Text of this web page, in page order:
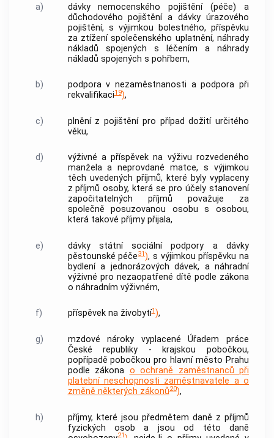
a)
dávky nemocenského pojištění (péče) a
důchodového pojištění a dávky úrazového
pojištění, s výjimkou bolestného, příspěvku
za ztížení společenského uplatnění, náhrady
nákladů spojených s léčením a náhrady
nákladů spojených s pohřbem,
b)
podpora v nezaměstnanosti a podpora při
rekvalifikaci19),
c)
plnění z pojištění pro případ dožití určitého
věku,
d)
výživné a příspěvek na výživu rozvedeného
manžela a neprovdané matce, s výjimkou
těch uvedených příjmů, které byly vyplaceny
z příjmů osoby, která se pro účely stanovení
započitatelných příjmů považuje za
společně posuzovanou osobu s osobou,
která takové příjmy přijala,
e)
dávky státní sociální podpory a dávky
pěstounské péče31), s výjimkou příspěvku na
bydlení a jednorázových dávek, a náhradní
výživné pro nezaopatřené dítě podle zákona
o náhradním výživném,
f) příspěvek na živobytí1),
g)
mzdové nároky vyplacené Úřadem práce
České republiky - krajskou pobočkou,
popřípadě pobočkou pro hlavní město Prahu
podle zákona o ochraně zaměstnanců při
platební neschopnosti zaměstnavatele a o
změně některých zákonů20),
h)
příjmy, které jsou předmětem daně z příjmů
fyzických osob a jsou od této daně
21